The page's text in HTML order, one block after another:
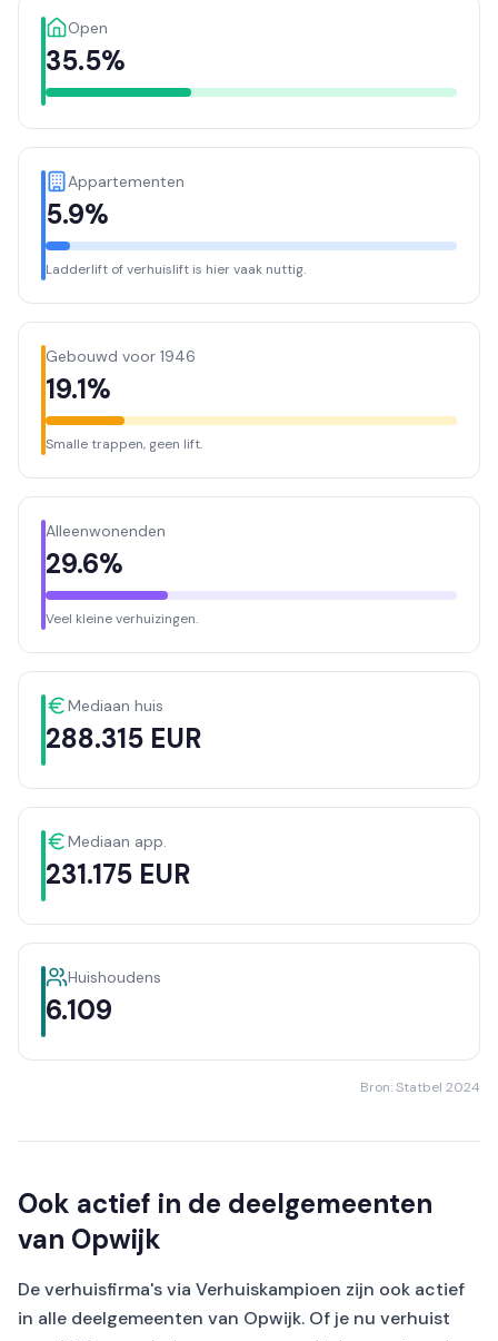
Open
35.5%
Appartementen
5.9%
Ladderlift of verhuislift is hier vaak nuttig.
Gebouwd voor 1946
19.1%
Smalle trappen, geen lift.
Alleenwonenden
29.6%
Veel kleine verhuizingen.
Mediaan huis
288.315 EUR
Mediaan app.
231.175 EUR
Huishoudens
6.109
Bron: Statbel 2024
Ook actief in de deelgemeenten
van Opwijk
De verhuisfirma's via Verhuiskampioen zijn ook actief
in alle deelgemeenten van Opwijk. Of je nu verhuist